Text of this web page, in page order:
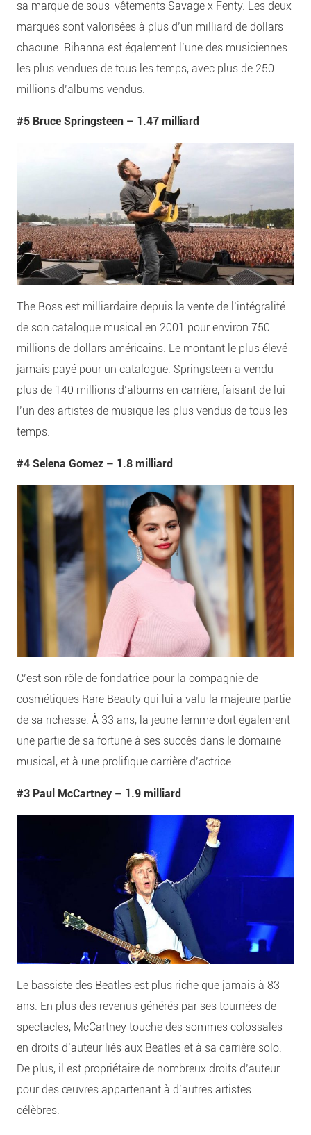
sa marque de sous-vêtements Savage x Fenty. Les deux
marques sont valorisées à plus d’un milliard de dollars
chacune. Rihanna est également l’une des musiciennes
les plus vendues de tous les temps, avec plus de 250
millions d’albums vendus.
#5 Bruce Springsteen – 1.47 milliard
The Boss est milliardaire depuis la vente de l’intégralité
de son catalogue musical en 2001 pour environ 750
millions de dollars américains. Le montant le plus élevé
jamais payé pour un catalogue. Springsteen a vendu
plus de 140 millions d’albums en carrière, faisant de lui
l’un des artistes de musique les plus vendus de tous les
temps.
#4 Selena Gomez – 1.8 milliard
C’est son rôle de fondatrice pour la compagnie de
cosmétiques Rare Beauty qui lui a valu la majeure partie
de sa richesse. À 33 ans, la jeune femme doit également
une partie de sa fortune à ses succès dans le domaine
musical, et à une prolifique carrière d’actrice.
#3 Paul McCartney – 1.9 milliard
Le bassiste des Beatles est plus riche que jamais à 83
ans. En plus des revenus générés par ses tournées de
spectacles, McCartney touche des sommes colossales
en droits d’auteur liés aux Beatles et à sa carrière solo.
De plus, il est propriétaire de nombreux droits d’auteur
pour des œuvres appartenant à d’autres artistes
célèbres.